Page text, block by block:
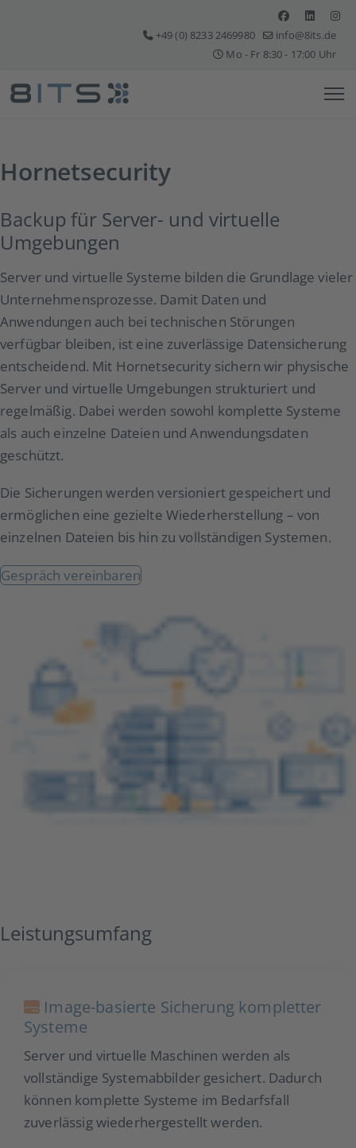
+49 (0) 8233 2469980
info@8its.de
Mo - Fr 8:30 - 17:00 Uhr
Hornetsecurity
Backup für Server- und virtuelle
Umgebungen
Server und virtuelle Systeme bilden die Grundlage vieler
Unternehmensprozesse. Damit Daten und
Anwendungen auch bei technischen Störungen
verfügbar bleiben, ist eine zuverlässige Datensicherung
entscheidend. Mit Hornetsecurity sichern wir physische
Server und virtuelle Umgebungen strukturiert und
regelmäßig. Dabei werden sowohl komplette Systeme
als auch einzelne Dateien und Anwendungsdaten
geschützt.
Die Sicherungen werden versioniert gespeichert und
ermöglichen eine gezielte Wiederherstellung – von
einzelnen Dateien bis hin zu vollständigen Systemen.
Gespräch vereinbaren
Leistungsumfang
Image-basierte Sicherung kompletter
Systeme
Server und virtuelle Maschinen werden als
vollständige Systemabbilder gesichert. Dadurch
können komplette Systeme im Bedarfsfall
zuverlässig wiederhergestellt werden.